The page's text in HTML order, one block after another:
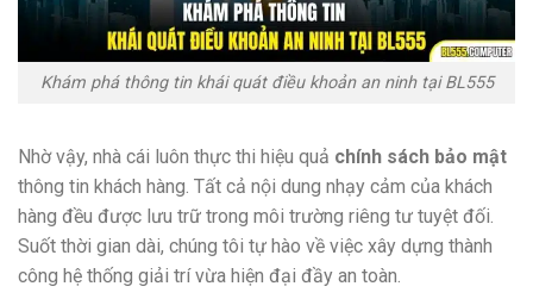
Khám phá thông tin khái quát điều khoản an ninh tại BL555
Nhờ vậy, nhà cái luôn thực thi hiệu quả chính sách bảo mật
thông tin khách hàng. Tất cả nội dung nhạy cảm của khách
hàng đều được lưu trữ trong môi trường riêng tư tuyệt đối.
Suốt thời gian dài, chúng tôi tự hào về việc xây dựng thành
công hệ thống giải trí vừa hiện đại đầy an toàn.